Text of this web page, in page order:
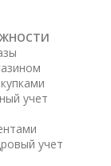
учет
учет